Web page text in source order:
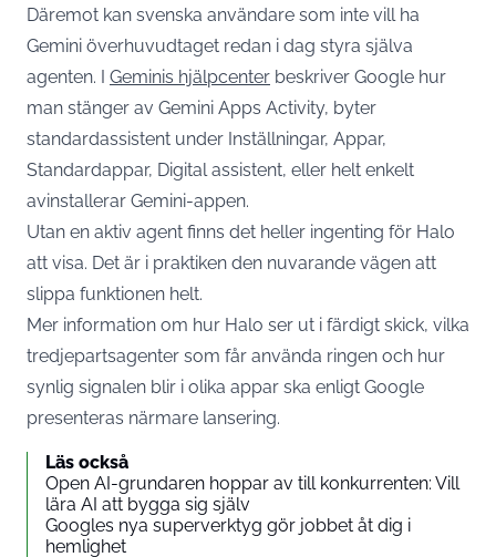
Däremot kan svenska användare som inte vill ha
Gemini överhuvudtaget redan i dag styra själva
agenten. I Geminis hjälpcenter beskriver Google hur
man stänger av Gemini Apps Activity, byter
standardassistent under Inställningar, Appar,
Standardappar, Digital assistent, eller helt enkelt
avinstallerar Gemini-appen.
Utan en aktiv agent finns det heller ingenting för Halo
att visa. Det är i praktiken den nuvarande vägen att
slippa funktionen helt.
Mer information om hur Halo ser ut i färdigt skick, vilka
tredjepartsagenter som får använda ringen och hur
synlig signalen blir i olika appar ska enligt Google
presenteras närmare lansering.
Läs också
Open AI-grundaren hoppar av till konkurrenten: Vill
lära AI att bygga sig själv
Googles nya superverktyg gör jobbet åt dig i
hemlighet